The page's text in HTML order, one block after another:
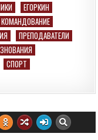
ЕГОРКИН
КОМАНДОВАНИЕ
ПРЕПОДАВАТЕЛИ
СПОРТ